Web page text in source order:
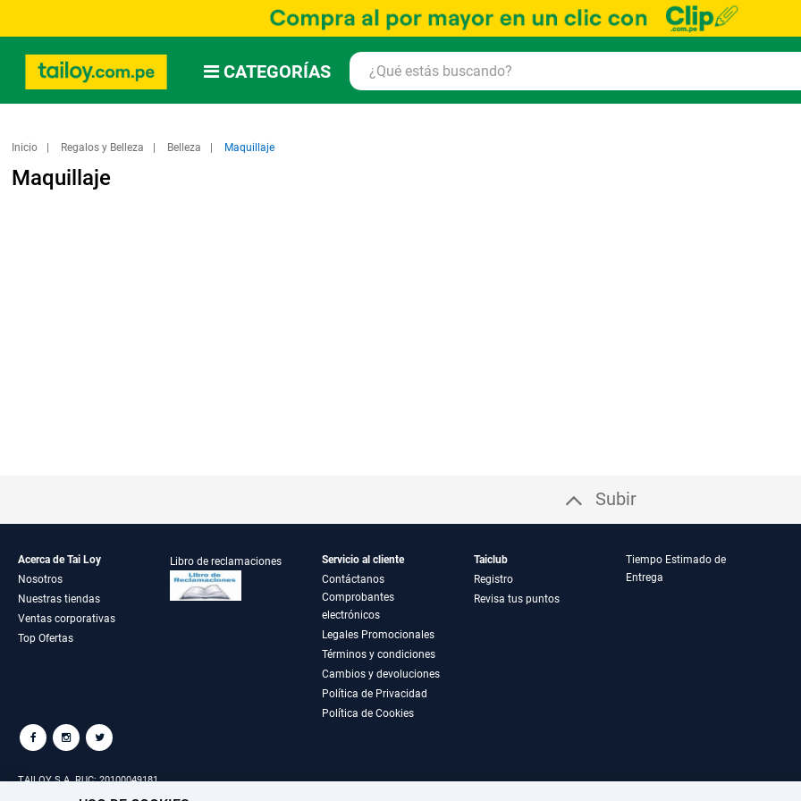
CATEGORÍAS
Inicio Regalos y Belleza Belleza Maquillaje
Maquillaje
Subir
Acerca de Tai Loy
Nosotros
Nuestras tiendas
Ventas corporativas
Top Ofertas
Libro de reclamaciones
Servicio al cliente
Contáctanos
Comprobantes
electrónicos
Legales Promocionales
Términos y condiciones
Cambios y devoluciones
Política de Privacidad
Política de Cookies
Taiclub
Registro
Revisa tus puntos
Tiempo Estimado de
Entrega
TAILOY S.A. RUC: 20100049181